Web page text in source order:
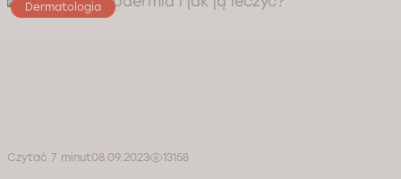
Dermatologia
Czytać 7 minut08.09.2023 13158